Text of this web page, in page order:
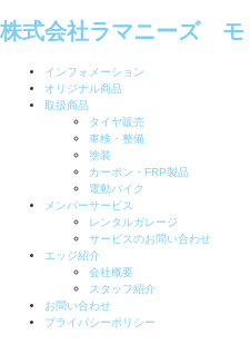
株式会社ラマニーズ モ
インフォメーション
オリジナル商品
取扱商品
タイヤ販売
車検・整備
塗装
カーボン・FRP製品
電動バイク
メンバーサービス
レンタルガレージ
サービスのお問い合わせ
エッジ紹介
会社概要
スタッフ紹介
お問い合わせ
プライバシーポリシー